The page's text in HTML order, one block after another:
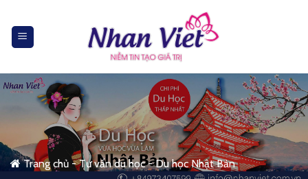
content
Trang chủ -Tư vấn du học -Du học Nhật Bản